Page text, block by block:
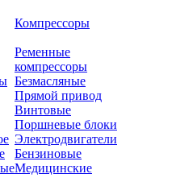
Компрессоры
Ременные
компрессоры
Безмасляные
Прямой привод
Винтовые
Поршневые блоки
Электродвигатели
Бензиновые
Медицинские